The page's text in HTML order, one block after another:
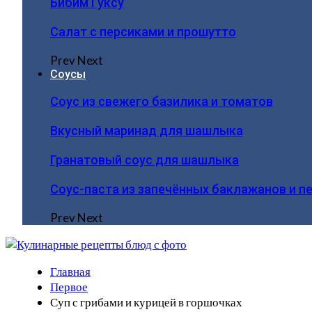
Салат с персиками и прошутто
PrevNext
Соусы
Соус из свежего базилика и томатов
Вкусный маринад для шашлыка
Гранатовый соус для шашлыка
Соус-паста из запечённых баклажанов и
PrevNext
Главная
Первое
Суп с грибами и курицей в горшочках